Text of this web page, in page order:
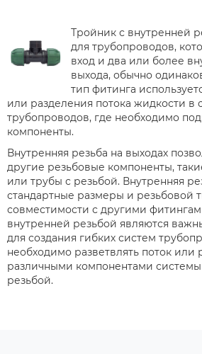
Тройник с внутренней
для трубопроводов,
вход и два или более
выхода, обычно
тип фитинга
или разделения потока жидкости в
трубопроводов, где необходимо
компоненты.
Внутренняя резьба на выходах
другие резьбовые компоненты,
или трубы с резьбой. Внутренняя
стандартные размеры и резьбовой
совместимости с другими
внутренней резьбой являются
для создания гибких систем
необходимо разветвлять поток или
различными компонентами
резьбой.